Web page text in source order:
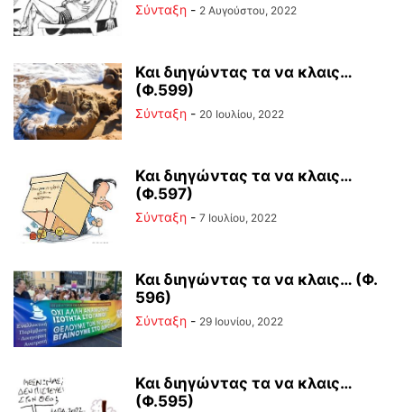
Σύνταξη - 2 Αυγούστου, 2022
Και διηγώντας τα να κλαις…
(Φ.599)
Σύνταξη - 20 Ιουλίου, 2022
Και διηγώντας τα να κλαις…
(Φ.597)
Σύνταξη - 7 Ιουλίου, 2022
Και διηγώντας τα να κλαις… (Φ.
596)
Σύνταξη - 29 Ιουνίου, 2022
Και διηγώντας τα να κλαις…
(Φ.595)